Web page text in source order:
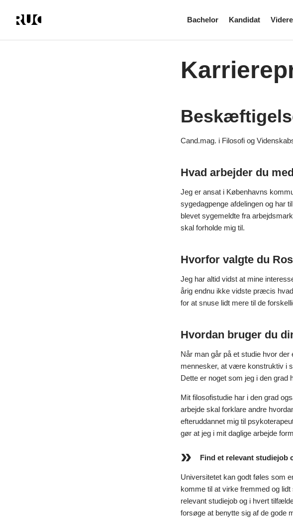
Bachelor Kandidat
Cand.mag. i Filosofi og
Hvad arbejder du
Jeg er ansat i Københavns
sygedagpenge afdelingen og har
blevet sygemeldte fra
skal forholde mig til.
Hvorfor valgte du
Jeg har altid vidst at mine
årig endnu ikke vidste præcis
for at snuse lidt mere til de
Hvordan bruger du
Når man går på et studie hvor
mennesker, at være konstruktiv i
Dette er noget som jeg i den grad
Mit filosofistudie har i den grad
arbejde skal forklare andre
efteruddannet mig til
gør at jeg i mit daglige arbejde
Find et relevant studiejob
Universitetet kan godt føles som
komme til at virke fremmed og
relevant studiejob og i hvert
forsøge at benytte sig af de gode